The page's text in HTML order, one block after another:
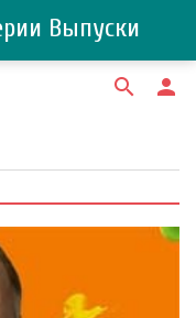
Выпуски
search person